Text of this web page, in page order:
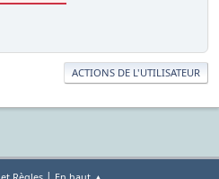
ACTIONS DE L'UTILISATEUR